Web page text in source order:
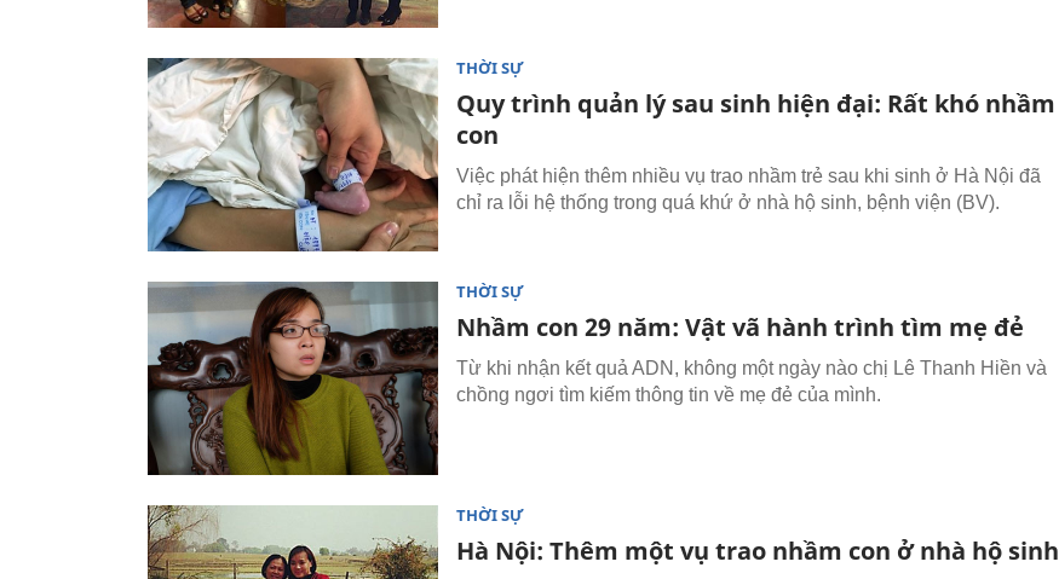
THỜI SỰ
Quy trình quản lý sau sinh hiện đại: Rất khó nhầm
con
Việc phát hiện thêm nhiều vụ trao nhầm trẻ sau khi sinh ở Hà Nội đã
chỉ ra lỗi hệ thống trong quá khứ ở nhà hộ sinh, bệnh viện (BV).
THỜI SỰ
Nhầm con 29 năm: Vật vã hành trình tìm mẹ đẻ
Từ khi nhận kết quả ADN, không một ngày nào chị Lê Thanh Hiền và
chồng ngơi tìm kiếm thông tin về mẹ đẻ của mình.
THỜI SỰ
Hà Nội: Thêm một vụ trao nhầm con ở nhà hộ sinh